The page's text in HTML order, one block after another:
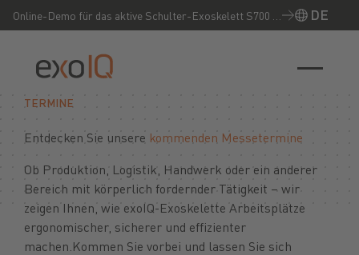
Online-Demo für das aktive Schulter-Exoskelett S700 –
Jetzt live erleben!
DE
TERMINE
Entdecken Sie unsere kommenden Messetermine
Ob Produktion, Logistik, Handwerk oder ein anderer
Bereich mit körperlich fordernder Tätigkeit – wir
zeigen Ihnen, wie exoIQ-Exoskelette Arbeitsplätze
ergonomischer, sicherer und effizienter
machen.Kommen Sie vorbei und lassen Sie sich